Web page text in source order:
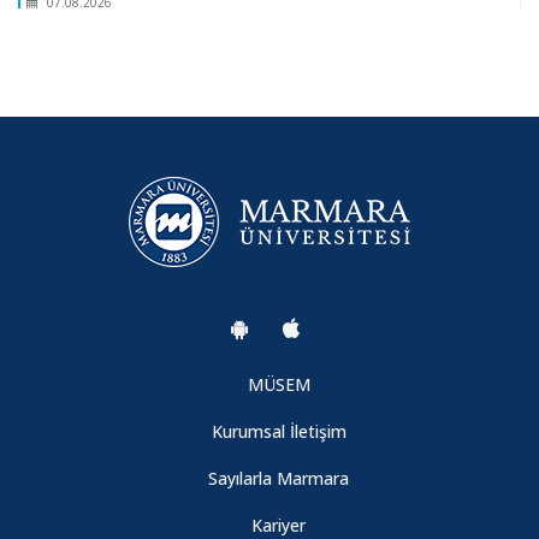
07.08.2026
Lisansüstü Eğitimi ve Araştırmaları Sempozyumu-1
Afette Psikososyal Destek ve Etik Boyut
BAKIMA YENİDEN BAKIŞ SEMPOZYUMU
MÜSEM
Kurumsal İletişim
Sayılarla Marmara
Kariyer